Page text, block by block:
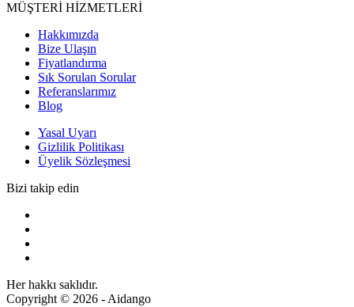
MÜŞTERİ HİZMETLERİ
Hakkımızda
Bize Ulaşın
Fiyatlandırma
Sık Sorulan Sorular
Referanslarımız
Blog
Yasal Uyarı
Gizlilik Politikası
Üyelik Sözleşmesi
Bizi takip edin
Her hakkı saklıdır.
Copyright © 2026 - Aidango